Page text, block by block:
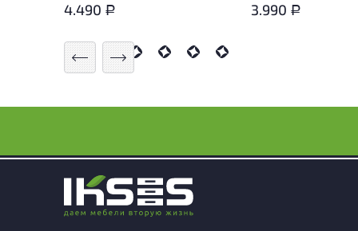
4.490 Р 3.990 Р